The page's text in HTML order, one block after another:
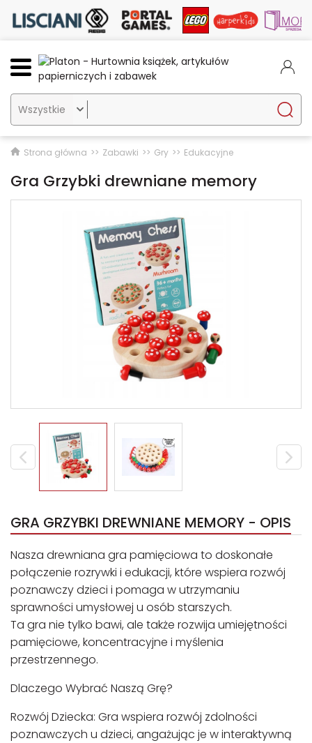

Strona główna Zabawki Gry Edukacyjne
Gra Grzybki drewniane memory
GRA GRZYBKI DREWNIANE MEMORY - OPIS
Nasza drewniana gra pamięciowa to doskonałe
połączenie rozrywki i edukacji, które wspiera rozwój
poznawczy dzieci i pomaga w utrzymaniu
sprawności umysłowej u osób starszych.
Ta gra nie tylko bawi, ale także rozwija umiejętności
pamięciowe, koncentracyjne i myślenia
przestrzennego.
Dlaczego Wybrać Naszą Grę?
Rozwój Dziecka: Gra wspiera rozwój zdolności
poznawczych u dzieci, angażując je w interaktywną